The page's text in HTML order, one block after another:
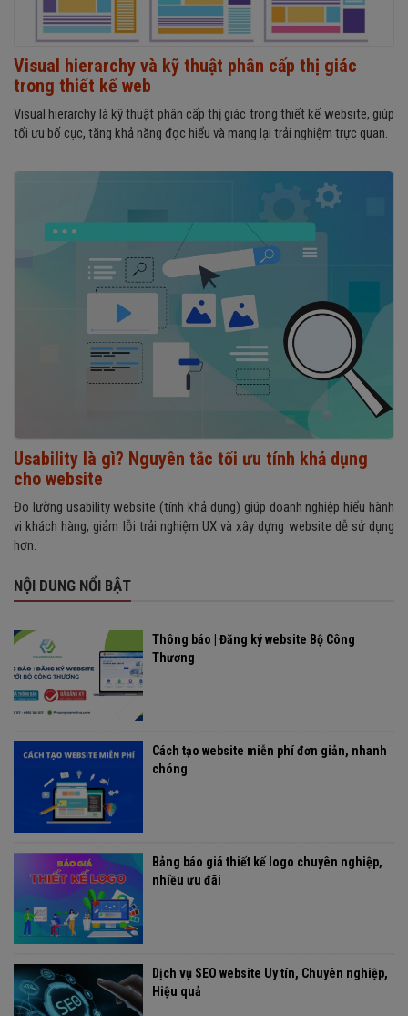
Visual hierarchy và kỹ thuật phân cấp thị giác
trong thiết kế web
Visual hierarchy là kỹ thuật phân cấp thị giác trong thiết kế website, giúp
tối ưu bố cục, tăng khả năng đọc hiểu và mang lại trải nghiệm trực quan.
Usability là gì? Nguyên tắc tối ưu tính khả dụng
cho website
Đo lường usability website (tính khả dụng) giúp doanh nghiệp hiểu hành
vi khách hàng, giảm lỗi trải nghiệm UX và xây dựng website dễ sử dụng
hơn.
NỘI DUNG NỔI BẬT
Thông báo | Đăng ký website Bộ Công
Thương
Cách tạo website miễn phí đơn giản, nhanh
chóng
Bảng báo giá thiết kế logo chuyên nghiệp,
nhiều ưu đãi
Dịch vụ SEO website Uy tín, Chuyên nghiệp,
Hiệu quả